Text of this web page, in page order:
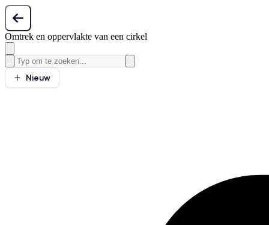
Omtrek en oppervlakte van een cirkel
Nieuw